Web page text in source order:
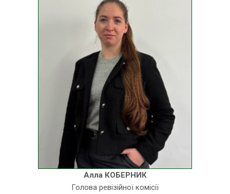
Алла КОБЕРНИК
Голова ревізійної комісії